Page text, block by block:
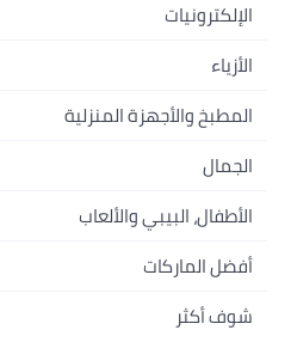
الإلكترونيات
الهواتف المتحركة
أجهزة الكمبيوتر المحمولة
الأجهزة المنزلية
التلفزيونات
سماعات الرأس
ألعاب الفيديو
الأزياء
أزياء نسائية
أزياء البنات
أزياء الأولاد
ساعات يد للنساء
النظارات
المطبخ والأجهزة المنزلية
المطبخ وأدوات الطعام
مستلزمات الحمام
ديكورات المنازل
الأدوات وتحسين المنزل
الجمال
العطور النسائية
المكياج
العناية بالشعر
الأطفال، البيبي والألعاب
عربات الأطفال وإكسسواراتها
ملابس الأطفال
أفضل الماركات
أبل
شوف أكثر